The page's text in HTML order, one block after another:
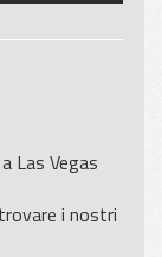
Las Vegas
i nostri